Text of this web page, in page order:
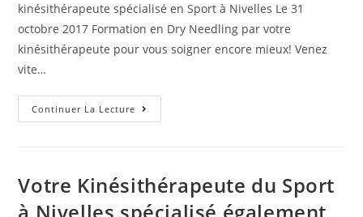
kinésithérapeute spécialisé en Sport à Nivelles Le 31
octobre 2017 Formation en Dry Needling par votre
kinésithérapeute pour vous soigner encore mieux! Venez
vite…
Continuer La Lecture
Votre Kinésithérapeute du Sport